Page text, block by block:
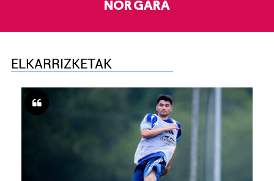
NOR GARA
ELKARRIZKETAK